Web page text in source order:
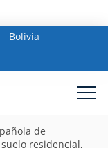
Bolivia
de
residencial,